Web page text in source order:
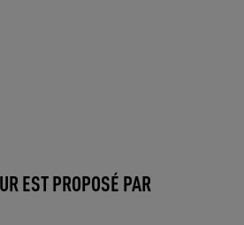
EST PROPOSÉ PAR